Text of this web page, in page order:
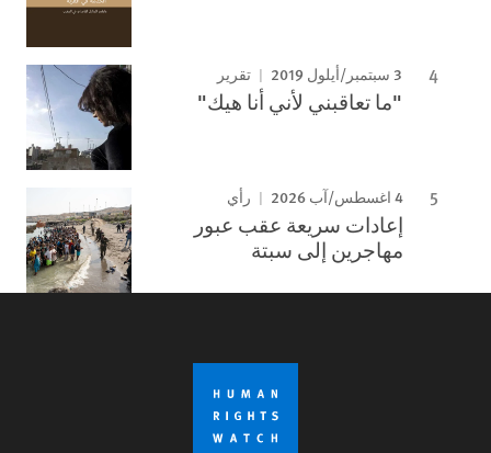
3 سبتمبر/أيلول 2019 تقرير
"ما تعاقبني لأني أنا هيك"
4 اغسطس/آب 2026 رأي
إعادات سريعة عقب عبور
مهاجرين إلى سبتة